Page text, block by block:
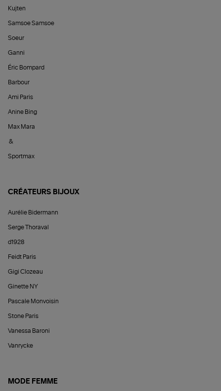
Kujten
Samsoe Samsoe
Soeur
Ganni
Éric Bompard
Barbour
Ami Paris
Anine Bing
Max Mara
&
Sportmax
CRÉATEURS BIJOUX
Aurélie Bidermann
Serge Thoraval
d1928
Feidt Paris
Gigi Clozeau
Ginette NY
Pascale Monvoisin
Stone Paris
Vanessa Baroni
Vanrycke
MODE FEMME